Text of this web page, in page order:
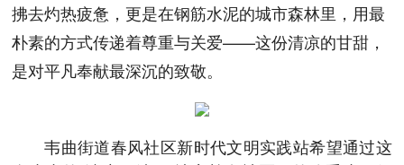
拂去灼热疲惫，更是在钢筋水泥的城市森林里，用最
朴素的方式传递着尊重与关爱——这份清凉的甘甜，
是对平凡奉献最深沉的致敬。
韦曲街道春风社区新时代文明实践站希望通过这